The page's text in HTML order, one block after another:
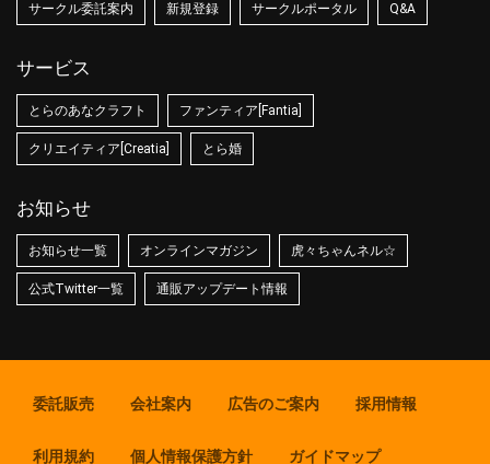
サークル委託案内 新規登録 サークルポータル Q&A
サービス
とらのあなクラフト ファンティア[Fantia]
クリエイティア[Creatia] とら婚
お知らせ
お知らせ一覧 オンラインマガジン 虎々ちゃんネル☆
公式Twitter一覧 通販アップデート情報
委託販売 会社案内 広告のご案内 採用情報
利用規約 個人情報保護方針 ガイドマップ